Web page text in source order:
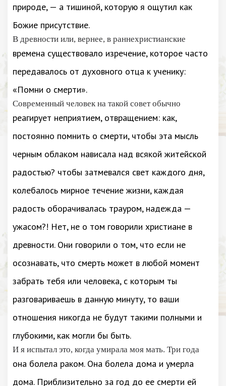
природе, — а тишиной, которую я ощутил как
Божие присутствие.
В древности или, вернее, в раннехристианские
времена существовало изречение, которое часто
передавалось от духовного отца к ученику:
«Помни о смерти».
Современный человек на такой совет обычно
реагирует неприятием, отвращением: как,
постоянно помнить о смерти, чтобы эта мысль
черным облаком нависала над всякой житейской
радостью? чтобы затмевался свет каждого дня,
колебалось мирное течение жизни, каждая
радость оборачивалась трауром, надежда —
ужасом?! Нет, не о том говорили христиане в
древности. Они говорили о том, что если не
осознавать, что смерть может в любой момент
забрать тебя или человека, с которым ты
разговариваешь в данную минуту, то ваши
отношения никогда не будут такими полными и
глубокими, как могли бы быть.
И я испытал это, когда умирала моя мать. Три года
она болела раком. Она болела дома и умерла
дома. Приблизительно за год до ее смерти ей